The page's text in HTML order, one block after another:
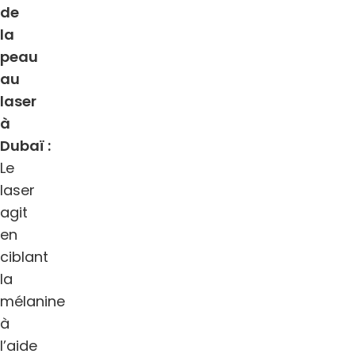
de
la
peau
au
laser
à
Dubaï :
Le
laser
agit
en
ciblant
la
mélanine
à
l’aide